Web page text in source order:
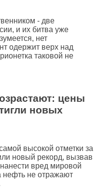
- две
и их битва уже
нет
одержит верх над
таковой не
цены
новых
высокой отметки за
новый рекорд, вызвав
вред мировой
не отражают